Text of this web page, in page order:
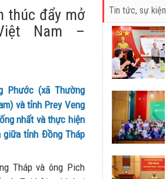
thúc đẩy mở
Nam –
Phước (xã Thường
và tỉnh Prey Veng
nhất và thực hiện
giữa tỉnh Đồng Tháp
Tháp và ông Pich
Tin tức, sự kiện